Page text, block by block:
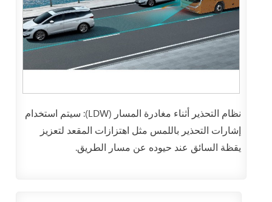
نظام التحذير أثناء مغادرة المسار (LDW): سيتم استخدام
إشارات التحذير باللمس مثل اهتزازات المقعد لتعزيز
يقظة السائق عند حيوده عن مسار الطريق.